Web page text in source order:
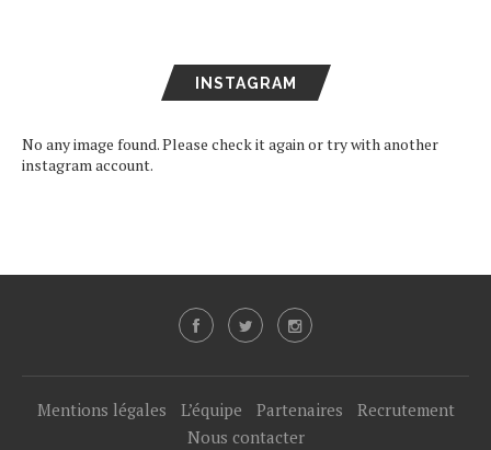
INSTAGRAM
No any image found. Please check it again or try with another
instagram account.
Mentions légales L’équipe Partenaires
Recrutement
Nous contacter